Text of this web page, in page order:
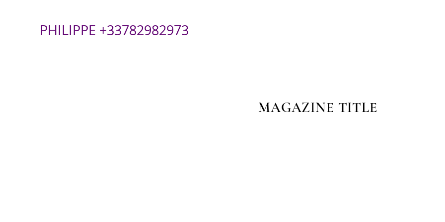
PHILIPPE +33782982973
MAGAZINE TITLE